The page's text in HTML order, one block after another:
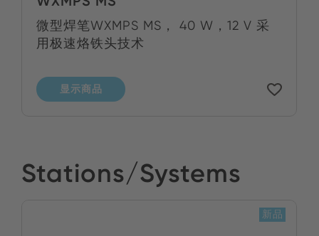
微型焊笔WXMPS MS， 40 W，12 V 采
用极速烙铁头技术
显示商品
Stations/Systems
新品